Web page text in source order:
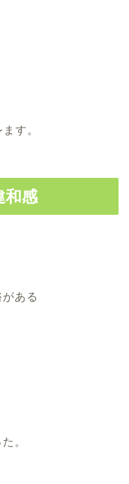
す。
和感
ある
。